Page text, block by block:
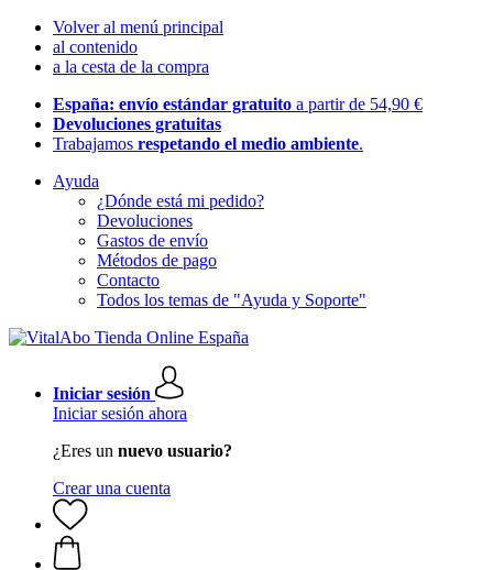
Volver al menú principal
al contenido
a la cesta de la compra
España: envío estándar gratuito a partir de 54,90 €
Devoluciones gratuitas
Trabajamos respetando el medio ambiente.
Ayuda
¿Dónde está mi pedido?
Devoluciones
Gastos de envío
Métodos de pago
Contacto
Todos los temas de "Ayuda y Soporte"
Iniciar sesión
Iniciar sesión ahora
¿Eres un nuevo usuario?
Crear una cuenta